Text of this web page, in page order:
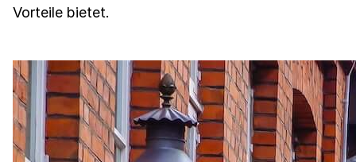
Vorteile bietet.